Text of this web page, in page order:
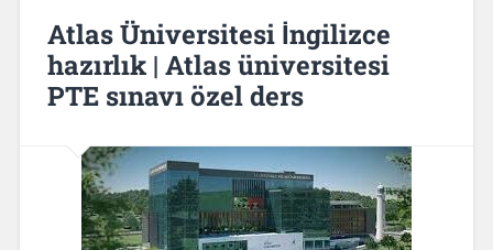
Atlas Üniversitesi İngilizce
hazırlık | Atlas üniversitesi
PTE sınavı özel ders